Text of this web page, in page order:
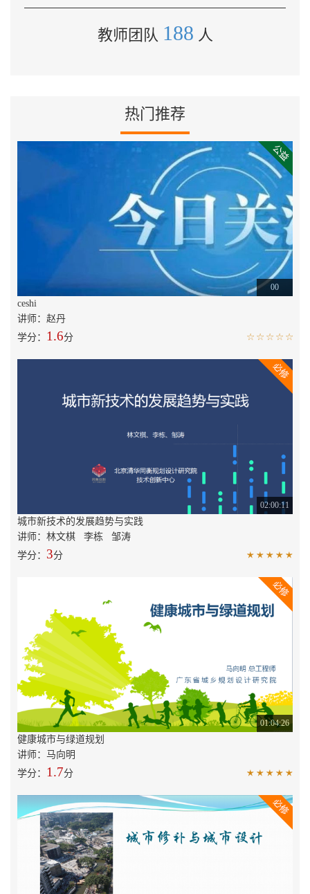
教师团队 188 人
热门推荐
00
ceshi
讲师：赵丹
学分： 1.6分
02:00:11
城市新技术的发展趋势与实践
讲师：林文棋 李栋 邹涛
学分： 3分
01:04:26
健康城市与绿道规划
讲师：马向明
学分： 1.7分